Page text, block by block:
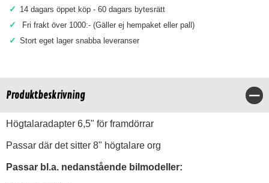
✓ 14 dagars öppet köp - 60 dagars bytesrätt
✓ Fri frakt över 1000:- (Gäller ej hempaket eller pall)
✓ Stort eget lager snabba leveranser
Produktbeskrivning
Högtalaradapter 6,5" för framdörrar
Passar där det sitter 8" högtalare org
Passar bl.a. nedanstående bilmodeller: